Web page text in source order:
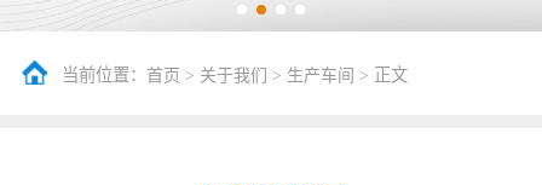
当前位置： 首页 > 关于我们 > 生产车间 > 正文